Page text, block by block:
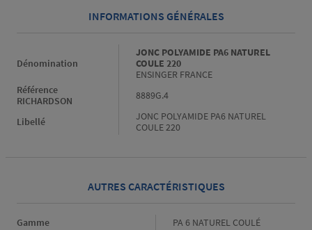
INFORMATIONS GÉNÉRALES
Dénomination
JONC POLYAMIDE PA6 NATUREL
COULE 220
ENSINGER FRANCE
Référence
RICHARDSON
8889G.4
Libellé
JONC POLYAMIDE PA6 NATUREL
COULE 220
AUTRES CARACTÉRISTIQUES
Gamme Gamme
PA 6 NATUREL COULÉ